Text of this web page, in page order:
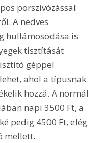
porszívózással
A nedves
hullámosodása is
tisztítását
géppel
ahol a típusnak
hozzá. A normál
napi 3500 Ft, a
pedig 4500 Ft, elég
mellett.